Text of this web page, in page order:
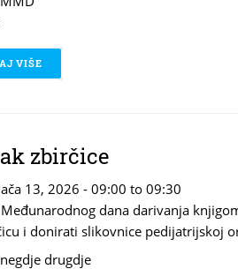
VIŠE
zbirčice
13, 2026 -09:00 to 09:30
dana darivanja
i donirati slikovnice pedijatrijskoj
negdje drugdje